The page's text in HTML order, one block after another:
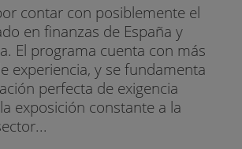
contar con posiblemente el
en finanzas de España y
El programa cuenta con más
experiencia, y se fundamenta
perfecta de exigencia
exposición constante a la